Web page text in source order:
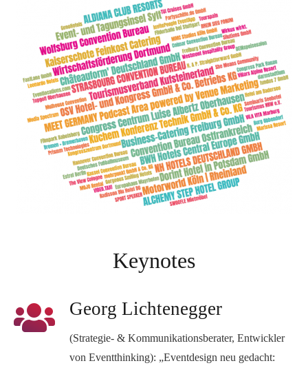
Keynotes
Georg Lichtenegger
(Strategie- & Kommunikationsberater, Entwickler
von Eventthinking): „Eventdesign neu gedacht: